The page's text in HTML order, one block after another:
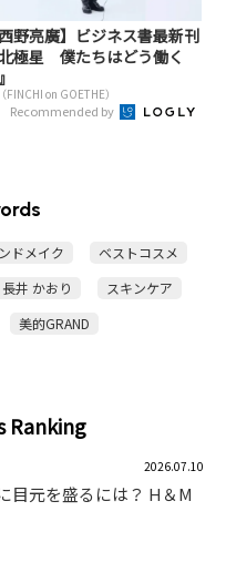
西野亮廣】ビジネス書最新刊
北極星 僕たちはどう働く
FINCHI on GOETHE）
Recommended by
ドメイク
ベストコスメ
長井 かおり
スキンケア
美的GRAND
Ranking
2026.07.10
目元を盛るには？ H＆M